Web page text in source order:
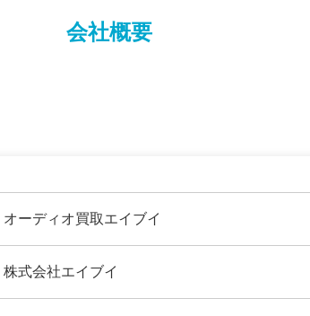
会社概要
オーディオ買取エイブイ
株式会社エイブイ